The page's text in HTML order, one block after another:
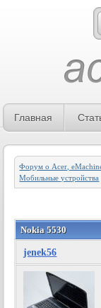
Главная
Форум о Acer,
Мобильные устройства
Nokia 5530
jenek56